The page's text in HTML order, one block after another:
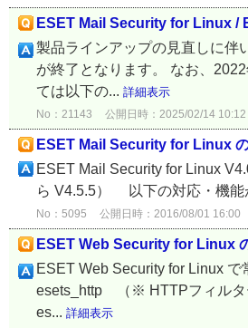
ESET Mail Security for Linux /
製品ラインアップの見直しに伴
が終了となります。 なお、
ては以下の... 詳細表示
No：21143 公開日時：2025/02/14 10:12
ESET Mail Security for Linux
ESET Mail Security for Linux
ら V4.5.5） 以下の対応・機能
No：5095 公開日時：2016/08/01 16:00
ESET Web Security for Linux
ESET Web Security for Linux
esets_http （※ HTTPフィルタ
es... 詳細表示